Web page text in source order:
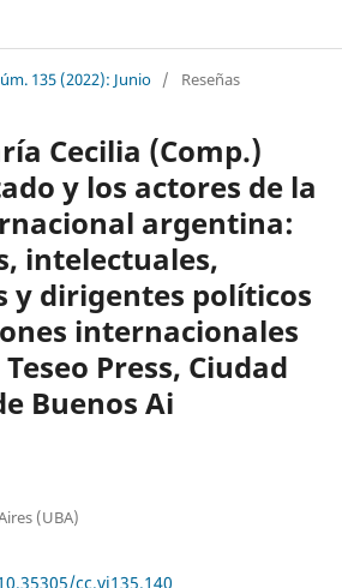
135 (2022): Junio / Reseñas
Cecilia (Comp.)
y los actores de la
argentina:
intelectuales,
y dirigentes políticos
internacionales
Press, Ciudad
Buenos Ai
(UBA)
cc.vi135.140